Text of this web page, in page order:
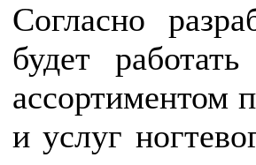
Согласно
будет
ассортиментом
и услуг